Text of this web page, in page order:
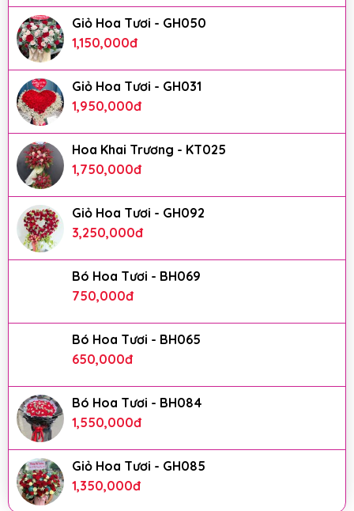
Giỏ Hoa Tươi - GH050
1,150,000đ
Giỏ Hoa Tươi - GH031
1,950,000đ
Hoa Khai Trương - KT025
1,750,000đ
Giỏ Hoa Tươi - GH092
3,250,000đ
Bó Hoa Tươi - BH069
750,000đ
Bó Hoa Tươi - BH065
650,000đ
Bó Hoa Tươi - BH084
1,550,000đ
Giỏ Hoa Tươi - GH085
1,350,000đ